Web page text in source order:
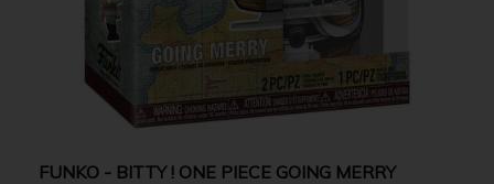
FUNKO - BITTY ! ONE PIECE GOING MERRY